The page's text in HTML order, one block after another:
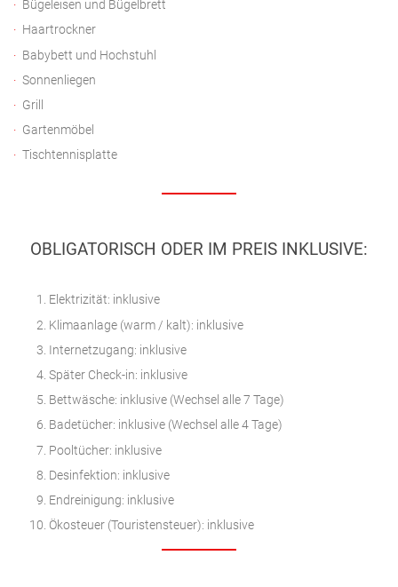
Bügeleisen und Bügelbrett
Haartrockner
Babybett und Hochstuhl
Sonnenliegen
Grill
Gartenmöbel
Tischtennisplatte
OBLIGATORISCH ODER IM PREIS INKLUSIVE:
Elektrizität: inklusive
Klimaanlage (warm / kalt): inklusive
Internetzugang: inklusive
Später Check-in: inklusive
Bettwäsche: inklusive (Wechsel alle 7 Tage)
Badetücher: inklusive (Wechsel alle 4 Tage)
Pooltücher: inklusive
Desinfektion: inklusive
Endreinigung: inklusive
Ökosteuer (Touristensteuer): inklusive